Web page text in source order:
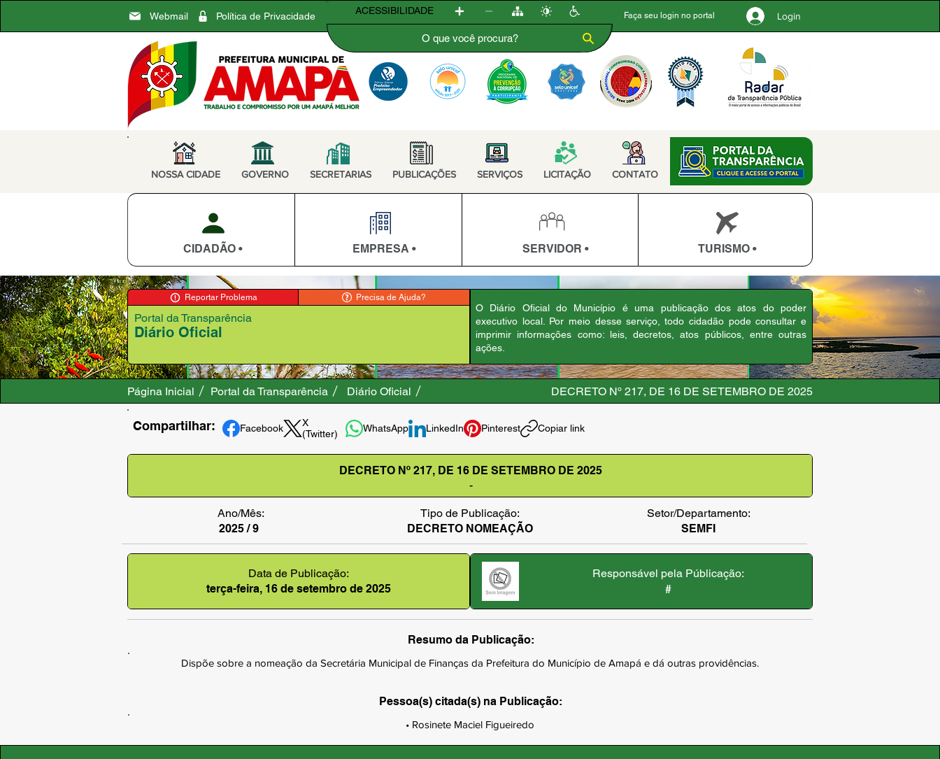
Webmail Política de Privacidade Faça seu login no portal Login
ACESSIBILIDADE
NOSSA CIDADE GOVERNO SECRETARIAS PUBLICAÇÕES SERVIÇOS LICITAÇÃO CONTATO
CIDADÃO • EMPRESA • SERVIDOR • TURISMO •
Reportar Problema Precisa de Ajuda?
Diário Oficial
Portal da Transparência
O Diário Oficial do Município é uma publicação dos atos do poder
executivo local. Por meio desse serviço, todo cidadão pode consultar e
imprimir informações como: leis, decretos, atos públicos, entre outras
ações.
Página Inicial Portal da Transparência Diário Oficial DECRETO Nº 217, DE 16 DE SETEMBRO DE 2025
Compartilhar: Facebook
X
(Twitter)
WhatsApp LinkedIn Pinterest Copiar link
DECRETO Nº 217, DE 16 DE SETEMBRO DE 2025
-
Ano/Mês:
2025 / 9
Tipo de Publicação:
DECRETO NOMEAÇÃO
Setor/Departamento:
SEMFI
Data de Publicação:
terça-feira, 16 de setembro de 2025
Responsável pela Públicação:
#
Resumo da Publicação:
Dispõe sobre a nomeação da Secretária Municipal de Finanças da Prefeitura do Município de Amapá e dá outras providências.
Pessoa(s) citada(s) na Publicação:
• Rosinete Maciel Figueiredo